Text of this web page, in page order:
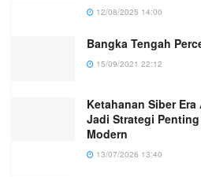
12/08/2025 14:00
Bangka Tengah
15/09/2021 22:12
Ketahanan Siber
Jadi Strategi
Modern
13/07/2026 13:40